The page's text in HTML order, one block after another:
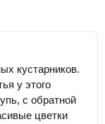
кустарников.
у этого
с обратной
цветки